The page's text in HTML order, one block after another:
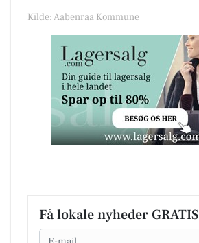
Kilde: Aabenraa Kommune
Få lokale nyheder GRATIS
Email